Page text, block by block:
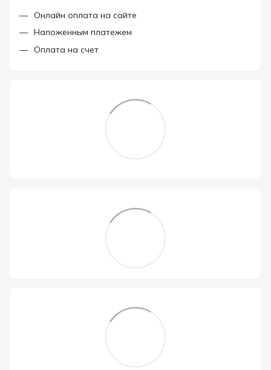
Онлайн оплата на сайте
Наложенным платежем
Оплата на счет